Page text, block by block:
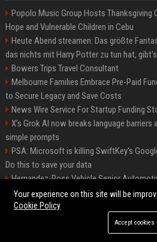
Popolo Music Group Hosts Thanksgiving
Hope and Vulnerable Children in Cebu
Heute Abend streamen: Das größte
das nichts mit Harry Potter zu tun hat,
Bowers Trips Travel Consultant
Melbourne Families Embrace Pre-Paid
to Secure Legacy and Save Costs
News Wire Service For Startup Funding
X’s Grok AI now breaks language
simple prompts
PSA: Microsoft is killing SwiftKey's
Do this to save your data
Hernandez-Ross Vehicle Senior
Smith, Travel - Senior Travel Consultant
©2026 BIP ATL. All
Your experience on this site will be
Cookie Policy
Accept cookies